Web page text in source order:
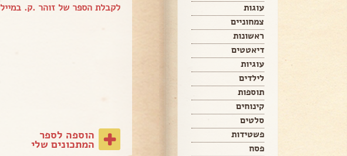
עוגות
צמחוניים
ראשונות
דיאטטים
עוגיות
לילדים
תוספות
קינוחים
סלטים
פשטידות
פסח
לקבלת הספר של זוהר .ק. במייל
הוספה לספר
המתכונים שלי